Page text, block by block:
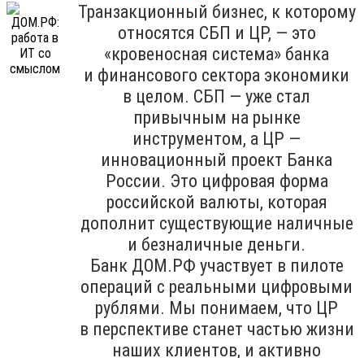
Транзакционный бизнес, к которому
относятся СБП и ЦР, — это
«кровеносная система» банка
и финансового сектора экономики
в целом. СБП — уже стал
привычным на рынке
инструментом, а ЦР —
инновационный проект Банка
России. Это цифровая форма
российской валюты, которая
дополнит существующие наличные
и безналичные деньги.
Банк ДОМ.РФ участвует в пилоте
операций с реальными цифровыми
рублями. Мы понимаем, что ЦР
в перспективе станет частью жизни
наших клиентов, и активно